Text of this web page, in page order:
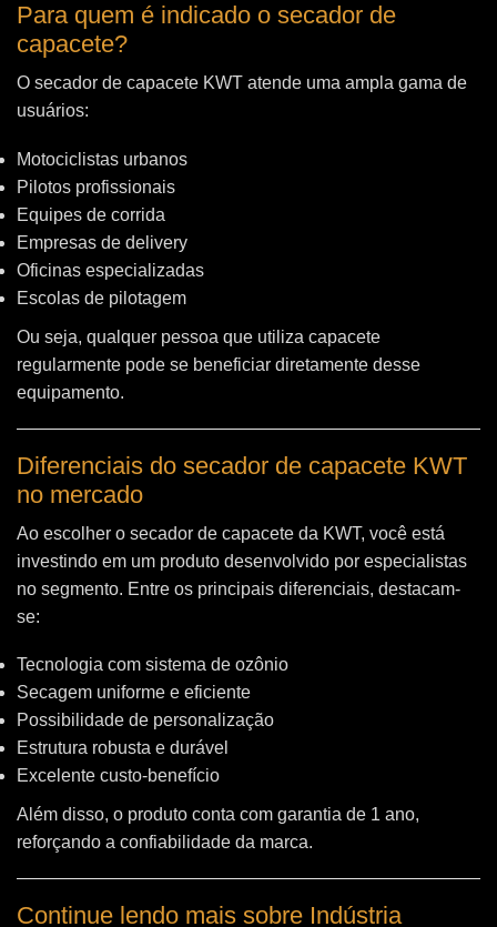
Para quem é indicado o secador de
capacete?
O secador de capacete KWT atende uma ampla gama de
usuários:
Motociclistas urbanos
Pilotos profissionais
Equipes de corrida
Empresas de delivery
Oficinas especializadas
Escolas de pilotagem
Ou seja, qualquer pessoa que utiliza capacete
regularmente pode se beneficiar diretamente desse
equipamento.
Diferenciais do secador de capacete KWT
no mercado
Ao escolher o secador de capacete da KWT, você está
investindo em um produto desenvolvido por especialistas
no segmento. Entre os principais diferenciais, destacam-
se:
Tecnologia com sistema de ozônio
Secagem uniforme e eficiente
Possibilidade de personalização
Estrutura robusta e durável
Excelente custo-benefício
Além disso, o produto conta com garantia de 1 ano,
reforçando a confiabilidade da marca.
Continue lendo mais sobre Indústria